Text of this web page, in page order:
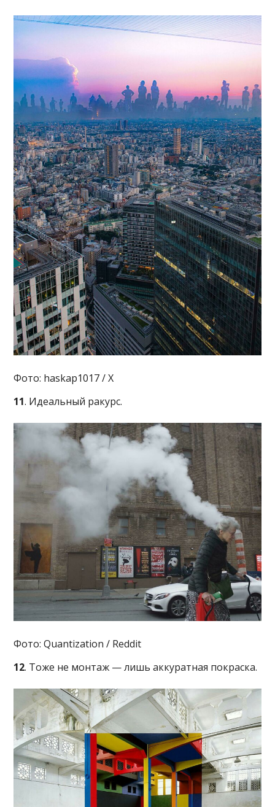
Фото: haskap1017 / X
11. Идеальный ракурс.
Фото: Quantization / Reddit
12. Тоже не монтаж — лишь аккуратная покраска.